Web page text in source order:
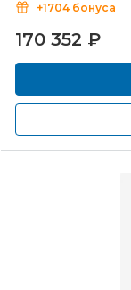
+1704 бонуса
170 352 ₽